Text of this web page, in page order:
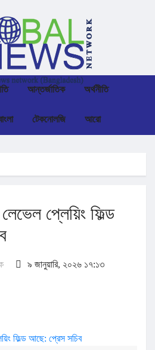
আন্তর্জাতিক অর্থনীতি
টেকনোলজি আরো
লেভেল প্লেয়িং ফিল্ড
৯ জানুয়ারি, ২০২৬ ১৭:১৩